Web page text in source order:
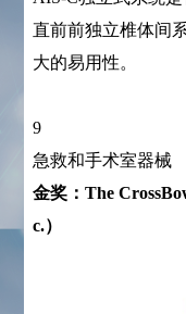
直前前独立椎体间
大的易用性。
9
急救和手术室器械
金奖：The
c.）